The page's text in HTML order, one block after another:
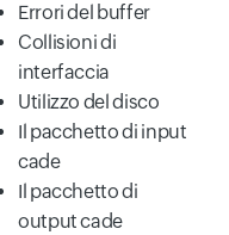
Errori del buffer
Collisioni di
interfaccia
Utilizzo del disco
Il pacchetto di input
cade
Il pacchetto di
output cade